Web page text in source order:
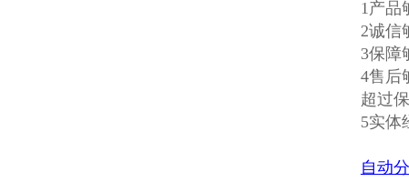
1产品
2诚信
3保障
4售后
超过
5实体
自动